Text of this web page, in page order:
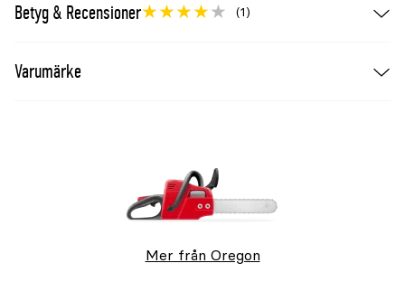
Betyg & Recensioner (1)
Varumärke
Mer från Oregon